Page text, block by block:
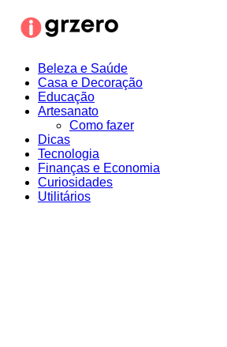
para
Beleza e Saúde
Casa e Decoração
Educação
Artesanato
Como fazer
Dicas
Tecnologia
Finanças e Economia
Curiosidades
Utilitários